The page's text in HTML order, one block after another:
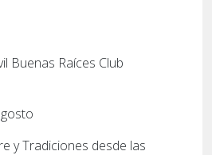
Buenas Raíces Club
y Tradiciones desde las